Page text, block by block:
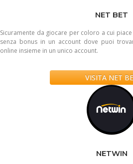
NET BET
Sicuramente da giocare per coloro a cui
senza bonus in un account dove puoi
online insieme in un unico account.
VISITA NET
NETWIN